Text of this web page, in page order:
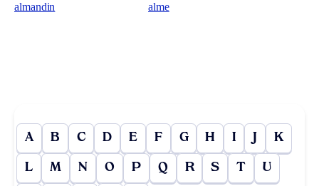
almandin
alme
A B C D E F G H I J K
L M N O P Q R S T U